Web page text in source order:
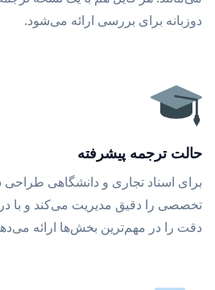
دوزبانه برای بررسی ارائه می‌شود.
حالت ترجمه پیشرفته
برای اسناد تجاری و دانشگاهی
تخصصی را دقیق مدیریت می‌کند و با
دقت را در مهم‌ترین بخش‌ها ارائه